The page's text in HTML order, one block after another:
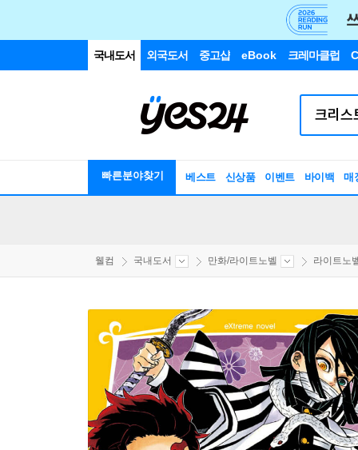
국내도서 외국도서 중고샵 eBook 크레마클럽
빠른분야찾기 베스트 신상품 이벤트 바이백 매
웰컴 국내도서 만화/라이트노벨 라이트노